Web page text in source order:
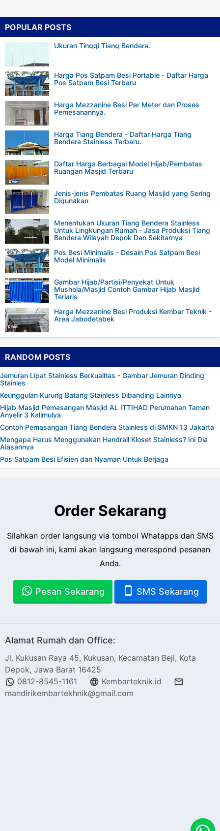
POPULAR POSTS
Ukuran Tinggi Tiang Bendera.
Harga Pos Satpam Besi Portable - Daftar Harga
Pos Satpam Besi Terbaru
Harga Mezzanine Besi Per Meter dan Proses
Pemesanannya.
Harga Tiang Bendera - Daftar Harga Tiang
Bendera Stainless Terbaru.
Daftar Harga Berbagai Model Hijab/Pembatas
Ruangan Masjid Terbaru
Jenis-jenis Pembatas Ruang Masjid yang Sering
Digunakan
Menentukan Ukuran Tiang Bendera Stainless
Untuk Lingkungan Rumah - Jasa Produksi Tiang
Bendera Wilayah Depok Dan Sekitarnya
Pos Besi Minimalis - Desain Pos Satpam Besi
Model Minimalis
Gambar Hijab/Partisi/Penyekat Untuk
Mushola/Masjid Contoh Gambar Hijab Masjid
Terlaris
Harga Mezzanine Besi Produksi Kembar Teknik -
Area Jabodetabek
RANDOM POSTS
Jemuran Lipat Stainless Berkualitas - Gambar Jemuran Dinding
Stainles
Keunggulan Kurung Batang Stainless Dibanding Lainnya
Hijab Masjid Pemasangan Masjid AL ITTIHAD Perumahan Taman
Anyelir 3 Kalimulya
Contoh Pemasangan Tiang Bendera Stainless di SMKN 13 Jakarta
Mengapa Harus Menggunakan Handrail Kloset Stainless? Ini Dia
Alasannya
Pos Satpam Besi Efisien dan Nyaman Untuk Berjaga
Order Sekarang
Silahkan order langsung via tombol Whatapps dan SMS
di bawah ini, kami akan langsung merespond pesanan
Anda.
Pesan Sekarang SMS Sekarang
Alamat Rumah dan Office:
Jl. Kukusan Raya 45, Kukusan, Kecamatan Beji, Kota
Depok, Jawa Barat 16425
0812-8545-1161
Kembarteknik.id
mandirikembartekhnik@gmail.com